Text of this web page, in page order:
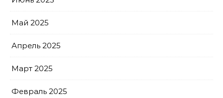
Май 2025
Апрель 2025
Март 2025
Февраль 2025